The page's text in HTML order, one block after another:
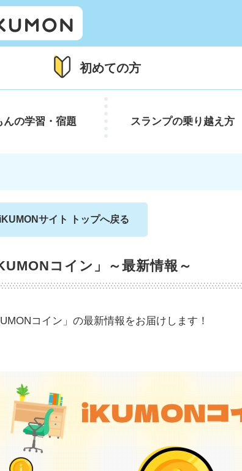
初めての方
んの学習・宿題 スランプの乗り越え方
iKUMONサイト トップへ戻る
コイン」～最新情報～
コイン」の最新情報をお届けします！